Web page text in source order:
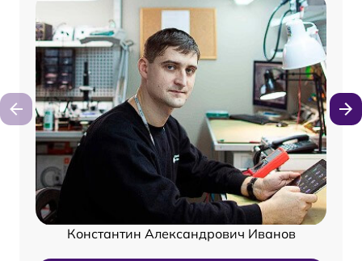
Константин Александрович Иванов